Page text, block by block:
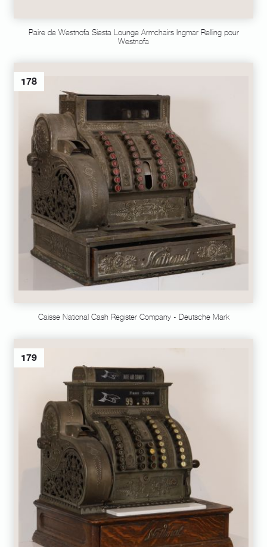
Paire de Westnofa Siesta Lounge Armchairs Ingmar Relling pour
Westnofa
178
Caisse National Cash Register Company - Deutsche Mark
179